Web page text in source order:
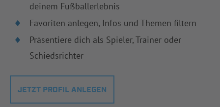
deinem Fußballerlebnis
Favoriten anlegen, Infos und Themen filtern
Präsentiere dich als Spieler, Trainer oder
Schiedsrichter
JETZT PROFIL ANLEGEN